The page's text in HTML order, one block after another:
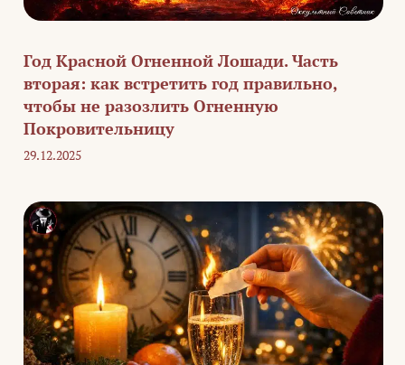
Год Красной Огненной Лошади. Часть
вторая: как встретить год правильно,
чтобы не разозлить Огненную
Покровительницу
29.12.2025